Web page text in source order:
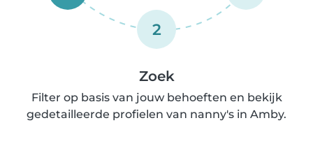
2
Zoek
Filter op basis van jouw behoeften en bekijk
gedetailleerde profielen van nanny's in Amby.